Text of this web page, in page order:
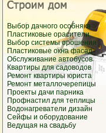
Выбор дачного особняка
Пластиковые орасители
Выбор системы орошения
Пластиковые окнафасад
Обслуживаниеавтобусов
Квартиры для садоводов
Ремонт квартиры юриста
Ремонт металлочерепицы
Проекты дачи парника
Профнастил для теплицы
Водонагреватели дизайн
Сейфы и оборудование
Ведущая на свадьбу